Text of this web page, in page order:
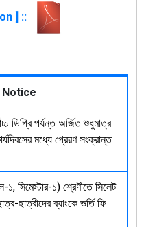
] ::
ডিগ্রি পর্যন্ত অর্জিত শুধুমাত্র
মধ্যে প্রেরণ সংক্রান্ত
সিমেস্টার-১) শ্রেণীতে সিলেট
ছাত্রীদের ব্যাংকে ভর্তি ফি